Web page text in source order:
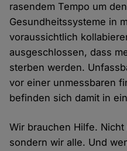
rasendem Tempo um
Gesundheitssysteme in
voraussichtlich
ausgeschlossen, dass
sterben werden.
vor einer unmessbaren
befinden sich damit in
Wir brauchen Hilfe.
sondern wir alle. Und